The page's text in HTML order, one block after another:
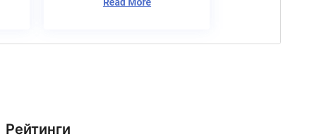
Рейтинги